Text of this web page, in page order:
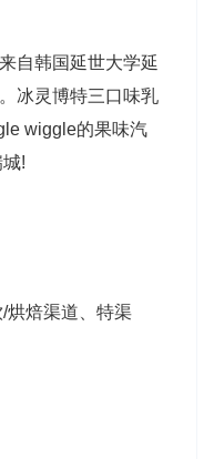
自韩国延世大学延
冰灵博特三口味乳
wiggle的果味汽
!
烘焙渠道、特渠